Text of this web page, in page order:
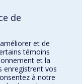
de
et de
témoins
et la
enregistrent vos
à notre